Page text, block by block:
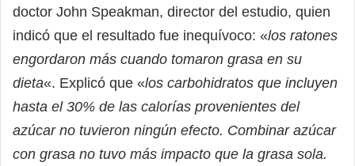
doctor John Speakman, director del estudio, quien
indicó que el resultado fue inequívoco: «los ratones
engordaron más cuando tomaron grasa en su
dieta«. Explicó que «los carbohidratos que incluyen
hasta el 30% de las calorías provenientes del
azúcar no tuvieron ningún efecto. Combinar azúcar
con grasa no tuvo más impacto que la grasa sola.